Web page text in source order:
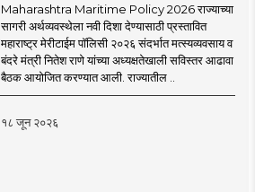
Maharashtra Maritime Policy 2026 राज्याच्या
सागरी अर्थव्यवस्थेला नवी दिशा देण्यासाठी प्रस्तावित
महाराष्ट्र मेरीटाईम पॉलिसी २०२६ संदर्भात मत्स्यव्यवसाय व
बंदरे मंत्री नितेश राणे यांच्या अध्यक्षतेखाली सविस्तर आढावा
बैठक आयोजित करण्यात आली. राज्यातील ..
१८ जून २०२६